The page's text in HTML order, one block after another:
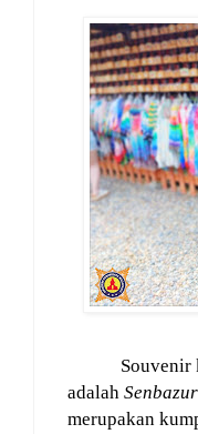
Souvenir
adalah
merupakan